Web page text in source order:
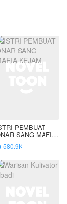
PEMBUAT
SANG MAFIA
580.9K